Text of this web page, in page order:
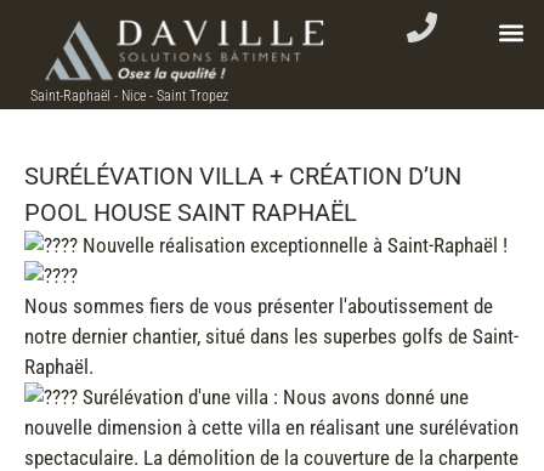
Saint-Raphaël - Nice - Saint Tropez
SURÉLÉVATION VILLA + CRÉATION D’UN
POOL HOUSE SAINT RAPHAËL
Nouvelle réalisation exceptionnelle à Saint-Raphaël !
Nous sommes fiers de vous présenter l'aboutissement de
notre dernier chantier, situé dans les superbes golfs de Saint-
Raphaël.
Surélévation d'une villa : Nous avons donné une
nouvelle dimension à cette villa en réalisant une surélévation
spectaculaire. La démolition de la couverture de la charpente